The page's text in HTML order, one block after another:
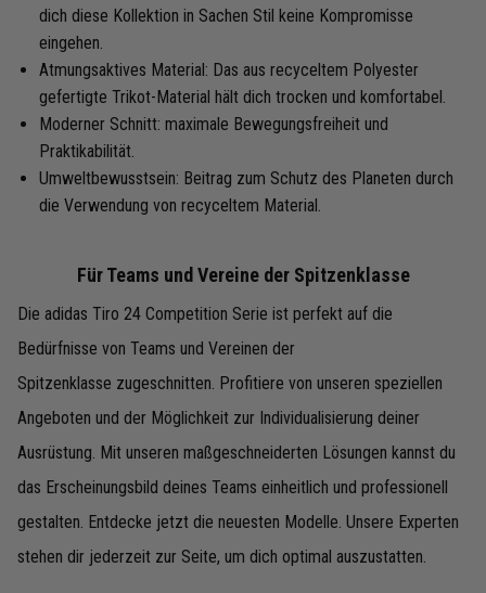
dich diese Kollektion in Sachen Stil keine Kompromisse
eingehen.
Atmungsaktives Material: Das aus recyceltem Polyester
gefertigte Trikot-Material hält dich trocken und komfortabel.
Moderner Schnitt: maximale Bewegungsfreiheit und
Praktikabilität.
Umweltbewusstsein: Beitrag zum Schutz des Planeten durch
die Verwendung von recyceltem Material.
Für Teams und Vereine der Spitzenklasse
Die adidas Tiro 24 Competition Serie ist perfekt auf die
Bedürfnisse von Teams und Vereinen der
Spitzenklasse zugeschnitten. Profitiere von unseren speziellen
Angeboten und der Möglichkeit zur Individualisierung deiner
Ausrüstung. Mit unseren maßgeschneiderten Lösungen kannst du
das Erscheinungsbild deines Teams einheitlich und professionell
gestalten. Entdecke jetzt die neuesten Modelle. Unsere Experten
stehen dir jederzeit zur Seite, um dich optimal auszustatten.